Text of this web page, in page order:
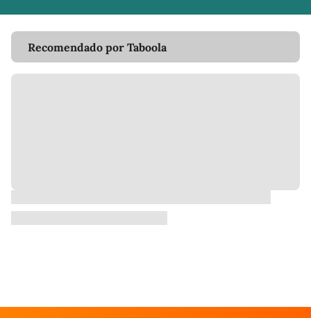
Recomendado por Taboola